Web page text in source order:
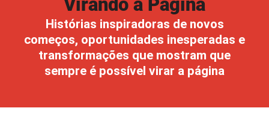
Virando a Página
Histórias inspiradoras de novos
começos, oportunidades inesperadas e
transformações que mostram que
sempre é possível virar a página